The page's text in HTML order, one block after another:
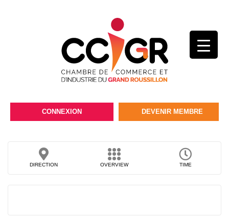
CONNEXION DEVENIR MEMBRE
DIRECTION OVERVIEW TIME